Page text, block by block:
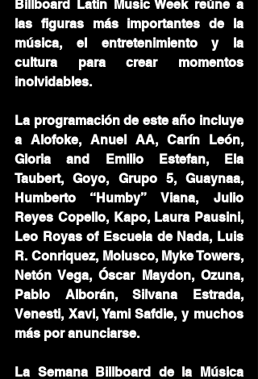
Billboard Latin Music Week reúne a
las figuras más importantes de la
música, el entretenimiento y la
cultura para crear momentos
inolvidables.
La programación de este año incluye
a Alofoke, Anuel AA, Carín León,
Gloria and Emilio Estefan, Ela
Taubert, Goyo, Grupo 5, Guaynaa,
Humberto “Humby” Viana, Julio
Reyes Copello, Kapo, Laura Pausini,
Leo Royas of Escuela de Nada, Luis
R. Conriquez, Molusco, Myke Towers,
Netón Vega, Óscar Maydon, Ozuna,
Pablo Alborán, Silvana Estrada,
Venesti, Xavi, Yami Safdie, y muchos
más por anunciarse.
La Semana Billboard de la Música